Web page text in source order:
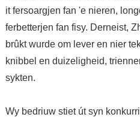
it fersoargjen fan 'e nieren,
ferbetterjen fan fisy. Derneist,
brûkt wurde om lever en nier
knibbel en duizeligheid,
sykten.
Wy bedriuw stiet út syn